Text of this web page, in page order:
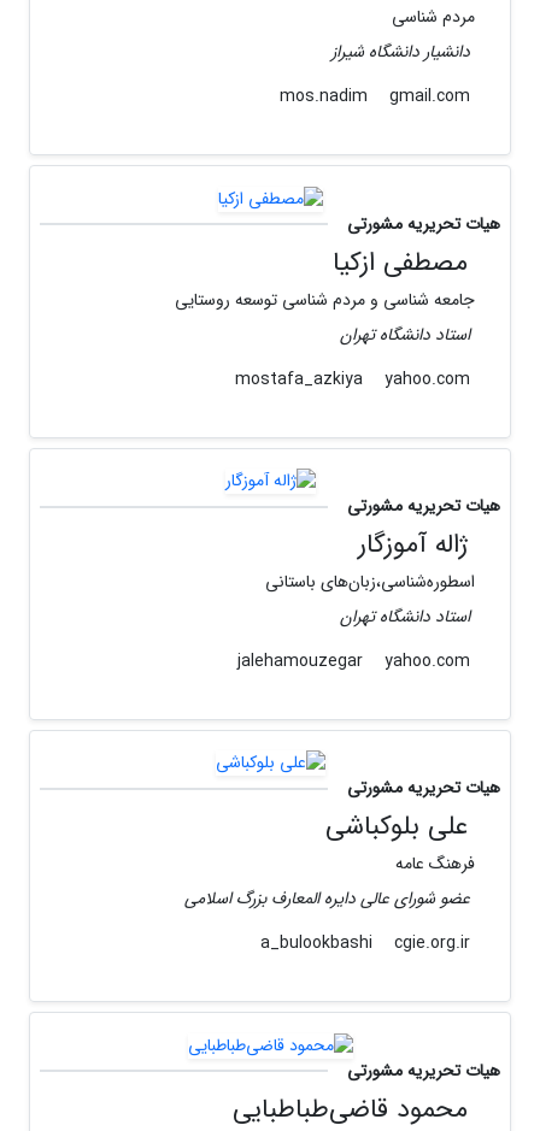
مردم شناسی
دانشیار دانشگاه شیراز
gmail.com
هیات تحریریه مشورتی
مصطفی ازکیا
جامعه شناسی و مردم شناسی توسعه روستایی
استاد دانشگاه تهران
yahoo.com
هیات تحریریه مشورتی
ژاله آموزگار
اسطوره‌شناسى،زبان‌هاى باستانى
استاد دانشگاه تهران
yahoo.com
هیات تحریریه مشورتی
علی بلوکباشی
فرهنگ عامه
عضو شورای عالی دایره المعارف بزرگ اسلامی
a_bulookbashi
cgie.org.ir
هیات تحریریه مشورتی
محمود قاضی‌طباطبایی